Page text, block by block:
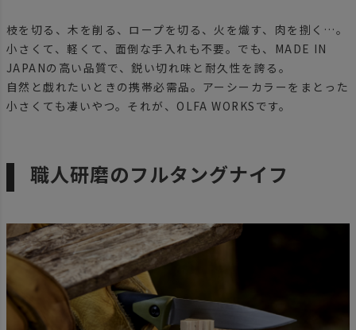
枝を切る、木を削る、ロープを切る、火を熾す、肉を捌く…。
小さくて、軽くて、面倒な手入れも不要。でも、MADE IN
JAPANの高い品質で、鋭い切れ味と耐久性を誇る。
自然と戯れたいときの携帯必需品。アーシーカラーをまとった
小さくても凄いやつ。それが、OLFA WORKSです。
職人研磨のフルタングナイフ